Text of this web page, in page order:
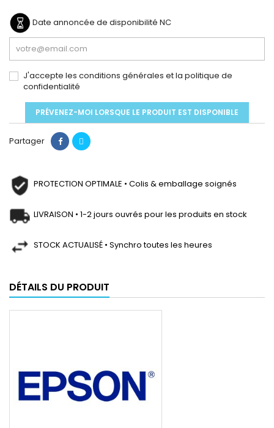
Date annoncée de disponibilité NC
J'accepte les conditions générales et la politique de
confidentialité
PRÉVENEZ-MOI LORSQUE LE PRODUIT EST DISPONIBLE
Partager
PROTECTION OPTIMALE • Colis & emballage soignés
LIVRAISON • 1-2 jours ouvrés pour les produits en stock
STOCK ACTUALISÉ • Synchro toutes les heures
DÉTAILS DU PRODUIT